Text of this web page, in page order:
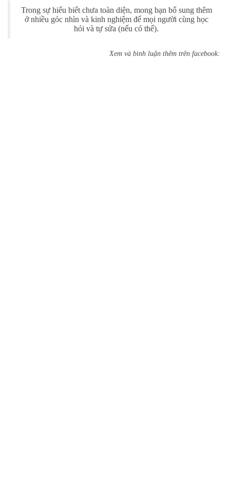
Trong sự hiểu biết chưa toàn diện, mong bạn bổ sung thêm
ở nhiều góc nhìn và kinh nghiệm để mọi người cùng học
hỏi và tự sửa (nếu có thể).
Xem và bình luận thêm trên facebook: